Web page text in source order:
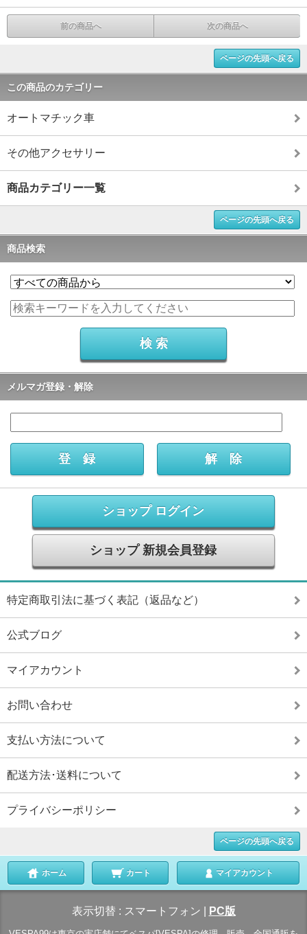
前の商品へ 次の商品へ
ページの先頭へ戻る
この商品のカテゴリー
オートマチック車
その他アクセサリー
商品カテゴリー一覧
ページの先頭へ戻る
商品検索
メルマガ登録・解除
ショップ ログイン
ショップ 新規会員登録
特定商取引法に基づく表記（返品など）
公式ブログ
マイアカウント
お問い合わせ
支払い方法について
配送方法･送料について
プライバシーポリシー
ページの先頭へ戻る
ホーム カート マイアカウント
表示切替 : スマートフォン PC版